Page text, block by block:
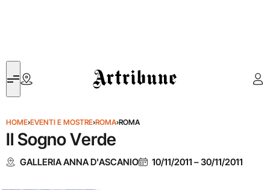
Artribune
HOME›EVENTI E MOSTRE›ROMA›ROMA
Il Sogno Verde
GALLERIA ANNA D'ASCANIO 10/11/2011 –30/11/2011